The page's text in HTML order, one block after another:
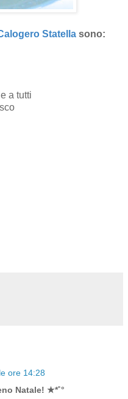
Statella sono:
a tutti
ore 14:28
Natale! ★*˚°